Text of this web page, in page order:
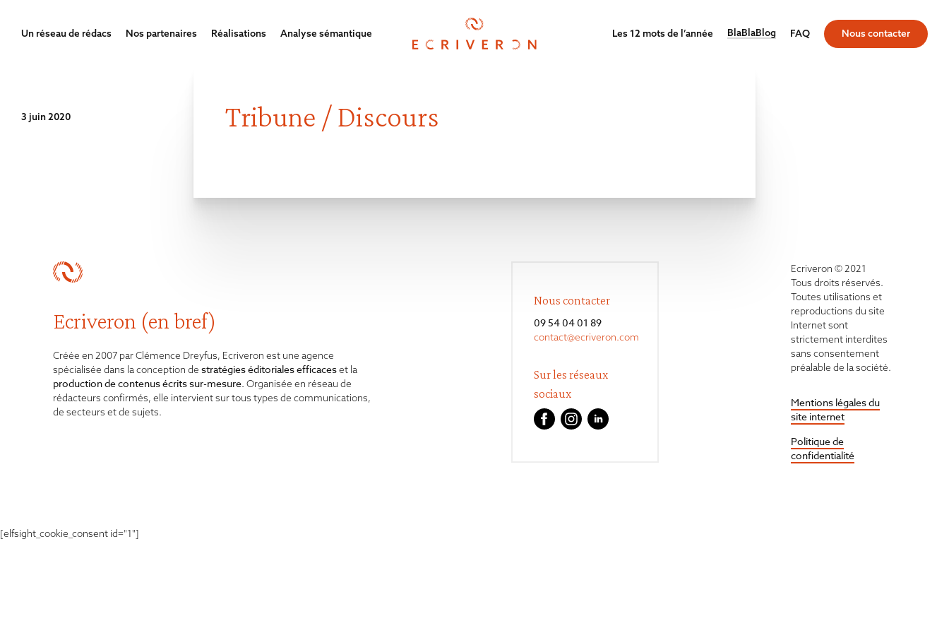
Un réseau de rédacs Nos partenaires Réalisations Analyse sémantique Les 12 mots de l’année BlaBlaBlog FAQ Nous contacter
3 juin 2020 Tribune / Discours
Ecriveron (en bref)
Créée en 2007 par Clémence Dreyfus, Ecriveron est une agence
spécialisée dans la conception de stratégies éditorialesefficaceset la
production de contenus écrits sur-mesure. Organisée en réseau de
rédacteurs confirmés, elle intervient sur tous types de communications,
de secteurs et de sujets.
Nous contacter
09 54 04 01 89
contact@ecriveron.com
Sur les réseaux
sociaux
Ecriveron © 2021
Tous droits réservés.
Toutes utilisations et
reproductions du site
Internet sont
strictement interdites
sans consentement
préalable de la société.
Mentions légales du
site internet
Politique de
confidentialité
[elfsight_cookie_consent id="1"]